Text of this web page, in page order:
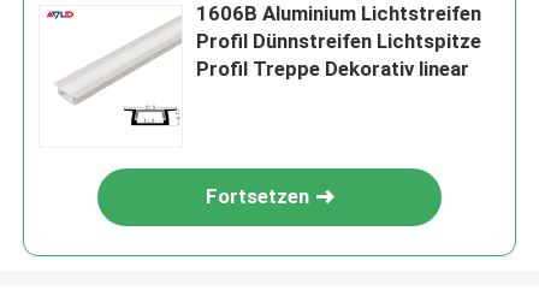
1606B Aluminium Lichtstreifen
Profil Dünnstreifen Lichtspitze
Profil Treppe Dekorativ linear
Fortsetzen